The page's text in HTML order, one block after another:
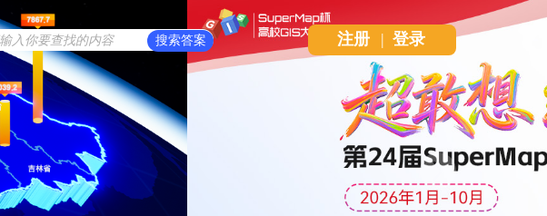
Next
注册 | 登录